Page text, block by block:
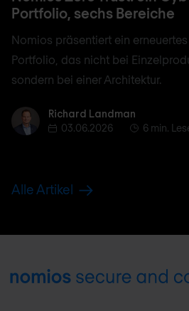
Portfolio, sechs Bereiche
Nomios präsentiert ein
Portfolio, das nicht bei
sondern bei einer Architektur.
Richard Landman
Richard Landman
03.06.2026
6 min.
Alle Artikel
Footer